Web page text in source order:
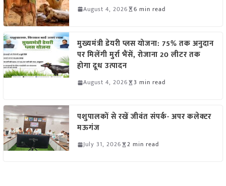
August 4, 2026 6 min read
मुख्यमंत्री डेयरी प्लस योजना: 75% तक अनुदान
पर मिलेंगी मुर्रा भैंसें, रोजाना 20 लीटर तक
होगा दूध उत्पादन
August 4, 2026 3 min read
पशुपालकों से रखें जीवंत संपर्क- अपर कलेक्टर
मऊगंज
July 31, 2026 2 min read